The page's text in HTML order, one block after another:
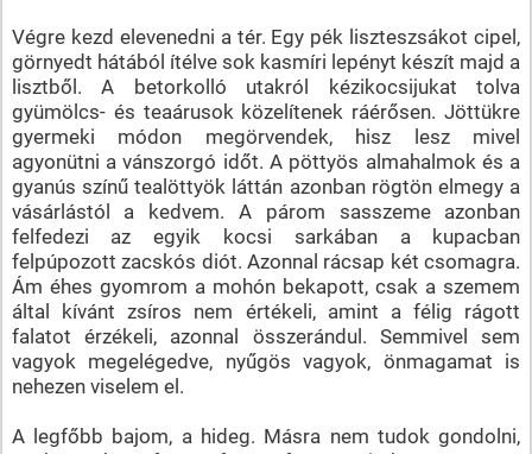
Végre kezd elevenedni a tér. Egy pék liszteszsákot cipel,
görnyedt hátából ítélve sok kasmíri lepényt készít majd a
lisztből. A betorkolló utakról kézikocsijukat tolva
gyümölcs- és teaárusok közelítenek ráérősen. Jöttükre
gyermeki módon megörvendek, hisz lesz mivel
agyonütni a vánszorgó időt. A pöttyös almahalmok és a
gyanús színű tealöttyök láttán azonban rögtön elmegy a
vásárlástól a kedvem. A párom sasszeme azonban
felfedezi az egyik kocsi sarkában a kupacban
felpúpozott zacskós diót. Azonnal rácsap két csomagra.
Ám éhes gyomrom a mohón bekapott, csak a szemem
által kívánt zsíros nem értékeli, amint a félig rágott
falatot érzékeli, azonnal összerándul. Semmivel sem
vagyok megelégedve, nyűgös vagyok, önmagamat is
nehezen viselem el.
A legfőbb bajom, a hideg. Másra nem tudok gondolni,